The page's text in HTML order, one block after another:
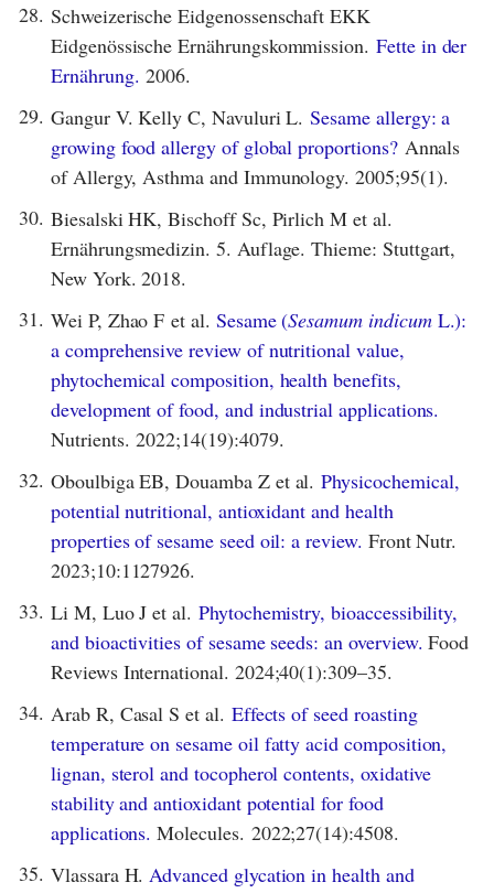
28. Schweizerische Eidgenossenschaft EKK
Eidgenössische Ernährungskommission.Fette in der
Ernährung. 2006.
29. Gangur V. Kelly C, Navuluri L.Sesame allergy: a
growing food allergy of global proportions?Annals
of Allergy, Asthma and Immunology. 2005;95(1).
30. Biesalski HK, Bischoff Sc, Pirlich M et al.
Ernährungsmedizin. 5. Auflage. Thieme: Stuttgart,
New York. 2018.
31. Wei P, Zhao F et al. Sesame (Sesamum indicumL.):
a comprehensive review of nutritional value,
phytochemical composition, health benefits,
development of food, and industrial applications.
Nutrients. 2022;14(19):4079.
32. Oboulbiga EB, Douamba Z et al.Physicochemical,
potential nutritional, antioxidant and health
properties of sesame seed oil: a review. Front Nutr.
2023;10:1127926.
33. Li M, Luo J et al. Phytochemistry, bioaccessibility,
and bioactivities of sesame seeds: an overview. Food
Reviews International. 2024;40(1):309–35.
34. Arab R, Casal S et al. Effects of seed roasting
temperature on sesame oil fatty acid composition,
lignan, sterol and tocopherol contents, oxidative
stability and antioxidant potential for food
applications. Molecules. 2022;27(14):4508.
35. Vlassara H. Advanced glycation in health and